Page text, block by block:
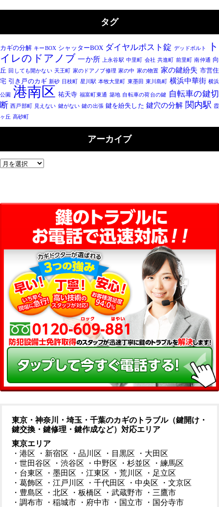
タグ
カギの分解 キーBOX シャッターBOX ダイヤルポスト錠 デッドボルト
ト
イレのドアノブ 一か所 上永谷駅 中里町 会社 共進町 前里町 南仲通 向
丘
回しても開かない 天王町 家のドアノブ修理 家の中 家の物置 家の鍵紛失 市営住
宅 引き戸のカギ 新砂 日枝町 星川駅 本牧大里町 東墨田 東川島町 横浜中華街 横浜
公園 港南区 祐天寺 福富町東通 築地 自転車の荷台の鍵
自転車の鍵切
断 西戸部町 見えない 鍵がない 鍵の出張 鍵を紛失した 鍵穴の分解 関内駅 霞
ヶ丘 高砂町
アーカイブ
ア
ブ
東京・神奈川・埼玉・千葉のカギのトラブル（鍵開け・
鍵交換・鍵修理・鍵作成など）対応エリア
東京エリア
・港区
・新宿区 ・品川区 ・目黒区
・大田区
・世田谷区
・渋谷区 ・中野区 ・杉並区
・練馬区
・台東区
・墨田区 ・江東区 ・荒川区
・足立区
・葛飾区
・江戸川区 ・千代田区 ・中央区
・文京区
・豊島区
・北区 ・板橋区 ・武蔵野市
・三鷹市
・調布市
・稲城市 ・府中市 ・国立市
・国分寺市